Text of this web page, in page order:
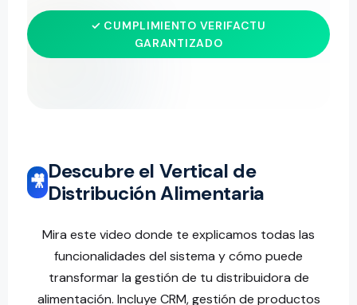
✓ CUMPLIMIENTO VERIFACTU
GARANTIZADO
🎥 Descubre el Vertical de
Distribución Alimentaria
Mira este video donde te explicamos todas las
funcionalidades del sistema y cómo puede
transformar la gestión de tu distribuidora de
alimentación. Incluye CRM, gestión de productos